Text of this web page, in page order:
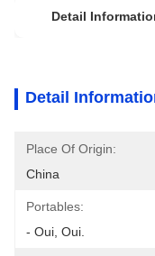
Detail
Detail
Place Of Origin:
China
Portables:
- Oui, Oui.